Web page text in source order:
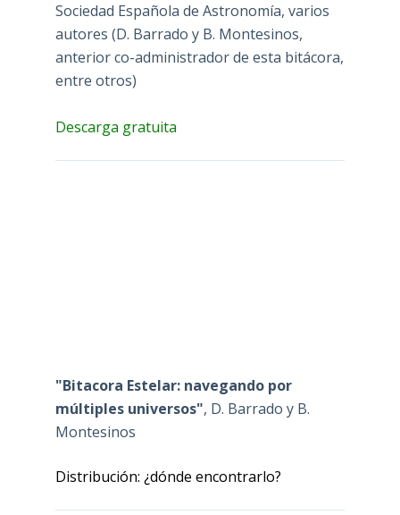
Sociedad Española de Astronomía, varios
autores (D. Barrado y B. Montesinos,
anterior co-administrador de esta bitácora,
entre otros)
Descarga gratuita
"Bitacora Estelar: navegando por
múltiples universos", D. Barrado y B.
Montesinos
Distribución: ¿dónde encontrarlo?